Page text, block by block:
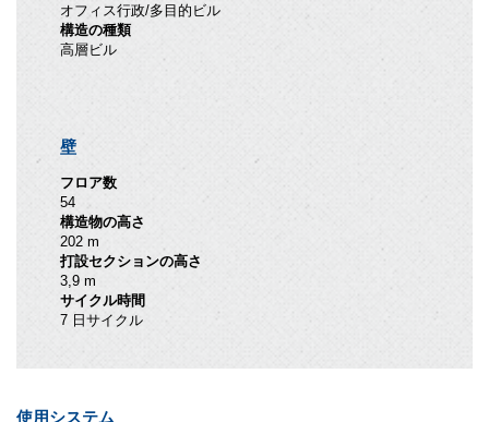
オフィス行政/多目的ビル
構造の種類
高層ビル
壁
フロア数
54
構造物の高さ
202 m
打設セクションの高さ
3,9 m
サイクル時間
7 日サイクル
使用システム